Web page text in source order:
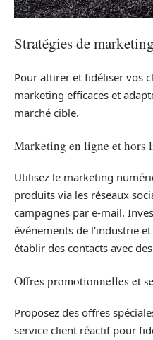
Stratégies de
Pour attirer et fidéliser vos
marketing efficaces et
marché cible.
Marketing en ligne et hors
Utilisez le marketing
produits via les réseaux
campagnes par e-mail.
événements de l’industrie
établir des contacts avec
Offres promotionnelles et
Proposez des offres
service client réactif pour